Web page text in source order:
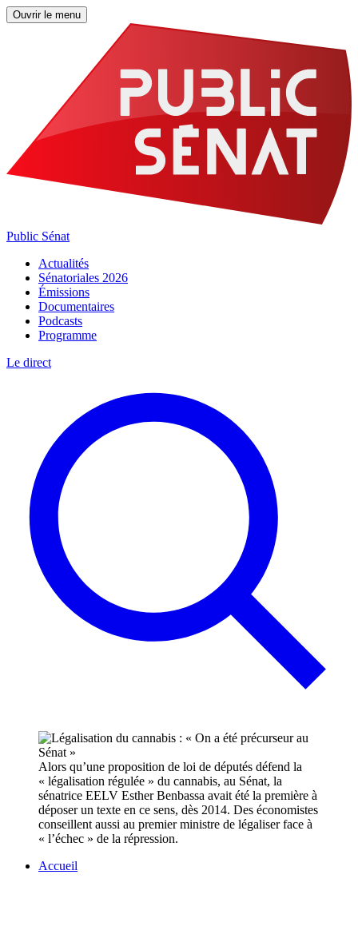
Ouvrir le menu
Public Sénat
Actualités
Sénatoriales 2026
Émissions
Documentaires
Podcasts
Programme
Le direct
Alors qu’une proposition de loi de députés défend la
« légalisation régulée » du cannabis, au Sénat, la
sénatrice EELV Esther Benbassa avait été la première à
déposer un texte en ce sens, dès 2014. Des économistes
conseillent aussi au premier ministre de légaliser face à
« l’échec » de la répression.
Accueil